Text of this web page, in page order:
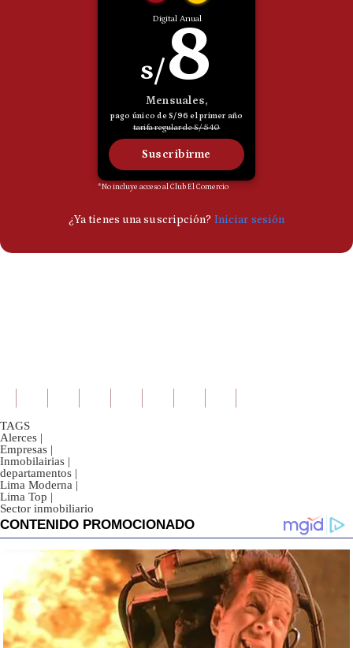
TAGS
Alerces |
Empresas |
Inmobilairias |
departamentos |
Lima Moderna |
Lima Top |
Sector inmobiliario